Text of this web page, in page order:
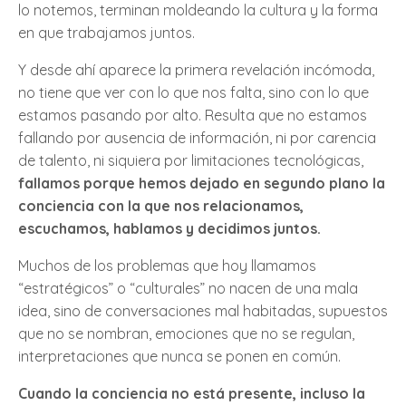
lo notemos, terminan moldeando la cultura y la forma
en que trabajamos juntos.
Y desde ahí aparece la primera revelación incómoda,
no tiene que ver con lo que nos falta, sino con lo que
estamos pasando por alto. Resulta que no estamos
fallando por ausencia de información, ni por carencia
de talento, ni siquiera por limitaciones tecnológicas,
fallamos porque hemos dejado en segundo plano la
conciencia con la que nos relacionamos,
escuchamos, hablamos y decidimos juntos.
Muchos de los problemas que hoy llamamos
“estratégicos” o “culturales” no nacen de una mala
idea, sino de conversaciones mal habitadas, supuestos
que no se nombran, emociones que no se regulan,
interpretaciones que nunca se ponen en común.
Cuando la conciencia no está presente, incluso la